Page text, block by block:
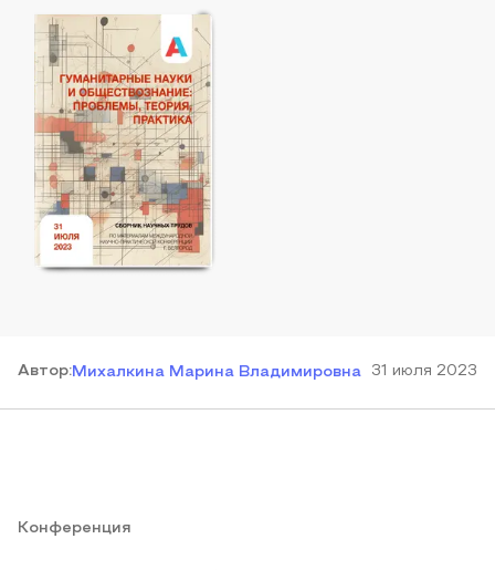
Автор:Михалкина Марина Владимировна 31 июля 2023
Конференция